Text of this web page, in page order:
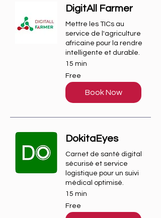
DigitAll Farmer
Mettre les TICs au
service de l'agriculture
africaine pour la rendre
intelligente et durable.
15 min
Free
Free
Book Now
DokitaEyes
Carnet de santé digital
sécurisé et service
logistique pour un suivi
médical optimisé.
15 min
Free
Free